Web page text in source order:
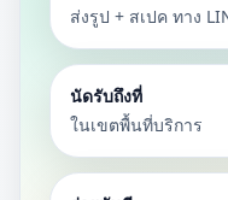
ส่งรูป + สเปค ทาง
นัดรับถึงที่
ในเขตพื้นที่บริการ